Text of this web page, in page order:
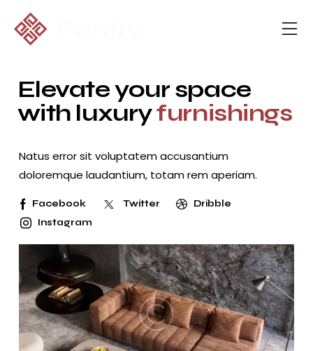
Elevate your space
with luxuryfurnishings
Natus error sit voluptatem accusantium
doloremque laudantium, totam rem aperiam.
Facebook Twitter
Dribble
Instagram